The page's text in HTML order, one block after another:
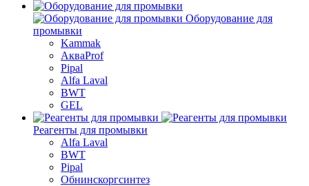
Оборудование для
промывки
Kammak
АкваProf
Pipal
Alfa Laval
BWT
GEL
Реагенты для промывки
Alfa Laval
BWT
Pipal
Обнинскоргсинтез